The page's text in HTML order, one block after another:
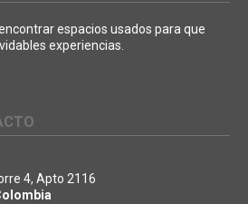
espacios usados para que
experiencias.
4, Apto 2116